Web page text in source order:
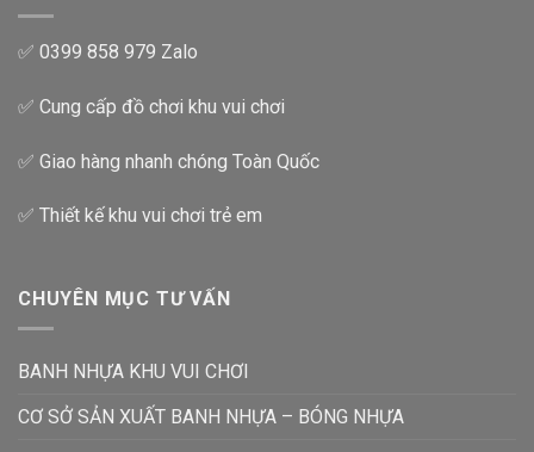
✅ 0399 858 979 Zalo
✅ Cung cấp đồ chơi khu vui chơi
✅ Giao hàng nhanh chóng Toàn Quốc
✅ Thiết kế khu vui chơi trẻ em
CHUYÊN MỤC TƯ VẤN
BANH NHỰA KHU VUI CHƠI
CƠ SỞ SẢN XUẤT BANH NHỰA – BÓNG NHỰA